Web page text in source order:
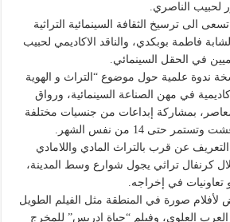
لحبيب الناصري.
الى ترسيخ الثقافة السينمائية التراثية
فاطمة بوبكدي، والناقد الاكاديمي لحبيب
في الحقل السينمائي.
ندوة علمية حول موضوع “التراث و الهوية
في مهن الصناعة السينمائية، ورواق
بمشاركة إبداعات من جنسيات مختلفة
حتى 14 من نفس الشهر.
عن قرب بالتراث المادي واللامادي
كرنفال تراثي يجول شوارع وسط المدينة،
في إخراجه.
لأفلام صورة في المنطقة مثل الفيلم الطويل
العلوي، وفيلم “حياة إدريس” للمخرج